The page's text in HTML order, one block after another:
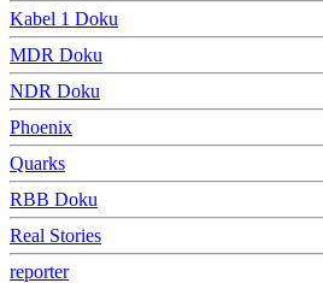
Kabel 1 Doku
MDR Doku
NDR Doku
Phoenix
Quarks
RBB Doku
Real Stories
reporter